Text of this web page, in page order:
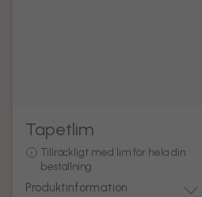
Tapetlim
Tillräckligt med lim för hela din
beställning
Produktinformation